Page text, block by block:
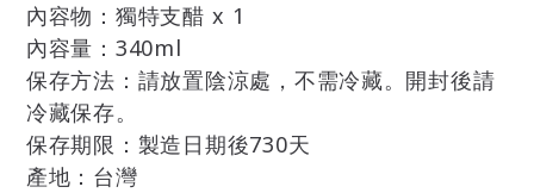
內容物：獨特支醋 x 1
內容量： 340ml
保存方法：請放置陰涼處，不需冷藏。開封後請
冷藏保存。
保存期限：製造日期後730天
產地：台灣